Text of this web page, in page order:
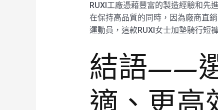
RUXI工廠憑藉豐富的製造經驗和先
在保持高品質的同時，因為廠商直
運動員，這款RUXI女士加墊騎行短
結語——
適、更高